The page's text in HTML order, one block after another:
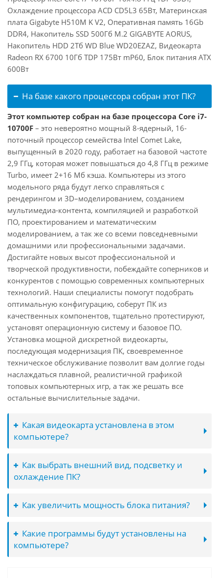
Охлаждение процессора ACD CD5L3 65Вт, Материнская
плата Gigabyte H510M K V2, Оперативная память 16Gb
DDR4, Накопитель SSD 500Гб M.2 GIGABYTE AORUS,
Накопитель HDD 2Тб WD Blue WD20EZAZ, Видеокарта
Radeon RX 6700 10Гб TDP 175Вт mP60, Блок питания ATX
600Вт
На базе какого процессора собран этот ПК?
Этот компьютер собран на базе процессора Core i7-
10700F – это невероятно мощный 8-ядерный, 16-
поточный процессор семейства Intel Comet Lake,
выпущенный в 2020 году, работает на базовой частоте
2,9 ГГц, которая может повышаться до 4,8 ГГц в режиме
Turbo, имеет 2+16 Мб кэша. Компьютеры из этого
модельного ряда будут легко справляться с
рендерингом и 3D–моделированием, созданием
мультимедиа-контента, компиляцией и разработкой
ПО, проектированием и математическим
моделированием, а так же со всеми повседневными
домашними или профессиональными задачами.
Достигайте новых высот профессиональной и
творческой продуктивности, побеждайте соперников и
конкурентов с помощью современных компьютерных
технологий. Наши специалисты помогут подобрать
оптимальную конфигурацию, соберут ПК из
качественных компонентов, тщательно протестируют,
установят операционную систему и базовое ПО.
Установка мощной дискретной видеокарты,
последующая модернизация ПК, своевременное
техническое обслуживание позволит вам долгие годы
наслаждаться плавной, реалистичной графикой
топовых компьютерных игр, а так же решать все
остальные вычислительные задачи.
Какая видеокарта установлена в этом
компьютере?
Как выбрать внешний вид, подсветку и
охлаждение ПК?
Как увеличить мощность блока питания?
Какие программы будут установлены на
компьютере?